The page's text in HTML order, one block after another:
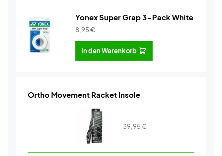
Yonex Super Grap 3-Pack White
8,95€
In den Warenkorb
Ortho Movement Racket Insole
39,95€